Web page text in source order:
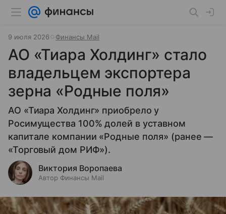
9 июля 2026 Финансы Mail
АО «Тиара Холдинг» стало
владельцем экспортера
зерна «Родные поля»
АО «Тиара Холдинг» приобрело у
Росимущества 100% долей в уставном
капитале компании «Родные поля» (ранее —
«Торговый дом РИФ»).
Виктория Воропаева
Автор Финансы Mail